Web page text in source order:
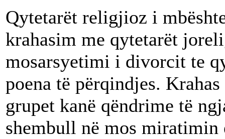
Qytetarët religjioz i
krahasim me qytetarët
mosarsyetimi i divorcit te
poena të përqindjes.
grupet kanë qëndrime të
shembull në mos miratimin